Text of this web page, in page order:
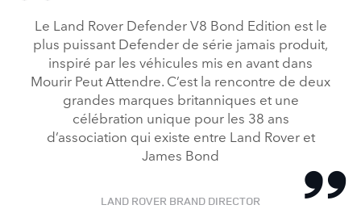
Le Land Rover Defender V8 Bond Edition est le
plus puissant Defender de série jamais produit,
inspiré par les véhicules mis en avant dans
Mourir Peut Attendre. C’est la rencontre de deux
grandes marques britanniques et une
célébration unique pour les 38 ans
d’association qui existe entre Land Rover et
James Bond
LAND ROVER BRAND DIRECTOR